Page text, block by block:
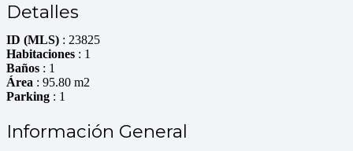
Detalles
ID (MLS) : 23825
Habitaciones : 1
Baños : 1
Área : 95.80 m2
Parking : 1
Información General